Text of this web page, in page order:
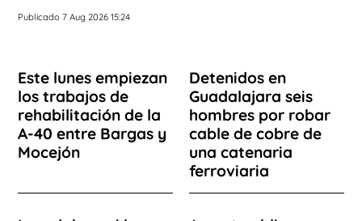
Publicado 7 Aug 2026 15:24
Este lunes empiezan
los trabajos de
rehabilitación de la
A-40 entre Bargas y
Mocejón
Detenidos en
Guadalajara seis
hombres por robar
cable de cobre de
una catenaria
ferroviaria